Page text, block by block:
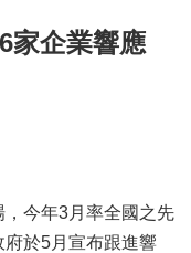
家企業響應
今年3月率全國之先
於5月宣布跟進響